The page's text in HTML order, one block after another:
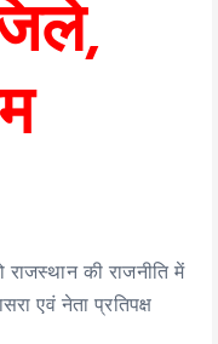
की राजनीति में
एवं नेता प्रतिपक्ष